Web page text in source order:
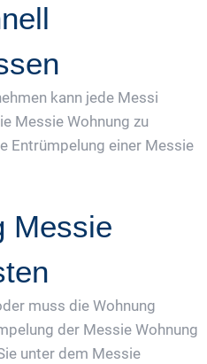
kann jede Messi
Messie Wohnung zu
Entrümpelung einer Messie
Messie
muss die Wohnung
der Messie Wohnung
unter dem Messie